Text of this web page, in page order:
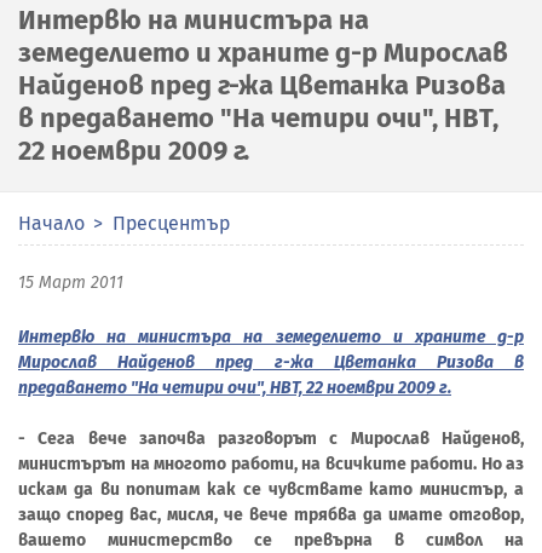
Интервю на министъра на
земеделието и храните д-р Мирослав
Найденов пред г-жа Цветанка Ризова
в предаването "На четири очи", НВТ,
22 ноември 2009 г.
Начало Пресцентър
15 Март 2011
Интервю на министъра на земеделието и храните д-р
Мирослав Найденов пред г-жа Цветанка Ризова в
предаването "На четири очи", НВТ, 22 ноември 2009 г.
- Сега вече започва разговорът с Мирослав Найденов,
министърът на многото работи, на всичките работи. Но аз
искам да ви попитам как се чувствате като министър, а
защо според вас, мисля, че вече трябва да имате отговор,
вашето министерство се превърна в символ на